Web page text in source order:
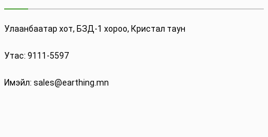
Улаанбаатар хот, БЗД-1 хороо, Кристал таун
Утас: 9111-5597
Имэйл: sales@earthing.mn